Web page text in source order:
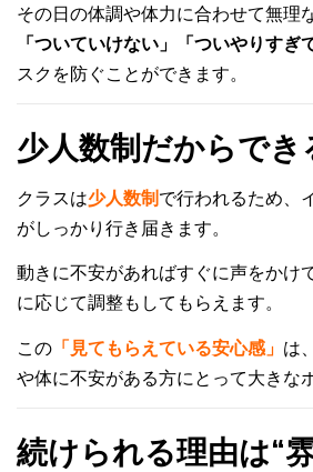
その日の体調や体力に合わせて無理
「ついていけない」「ついやりすぎ
スクを防ぐことができます。
少人数制だからでき
クラスは少人数制で行われるため、
がしっかり行き届きます。
動きに不安があればすぐに声をかけ
に応じて調整もしてもらえます。
この 「見てもらえている安心感」 は
や体に不安がある方にとって大きな
続けられる理由は“